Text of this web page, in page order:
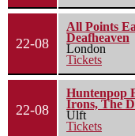
22-08
All Points
Deafheaven
London
Tickets
22-08
Huntenpop
Irons, The
Ulft
Tickets